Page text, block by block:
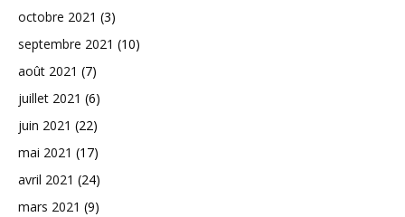
octobre 2021 (3)
septembre 2021 (10)
août 2021 (7)
juillet 2021 (6)
juin 2021 (22)
mai 2021 (17)
avril 2021 (24)
mars 2021 (9)